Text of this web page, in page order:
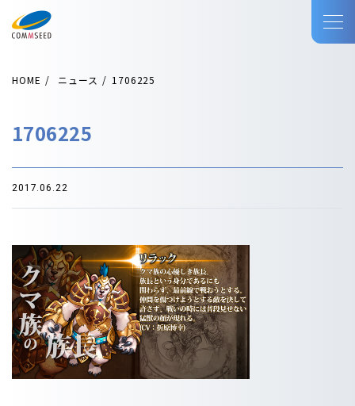
HOME ニュース 1706225
1706225
2017.06.22